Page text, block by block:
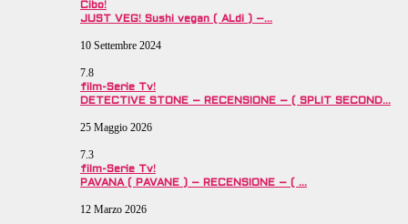
Cibo!
JUST VEG! Sushi vegan ( ALdi ) –…
10 Settembre 2024
7.8
film-Serie Tv!
DETECTIVE STONE – RECENSIONE – ( SPLIT SECOND…
25 Maggio 2026
7.3
film-Serie Tv!
PAVANA ( PAVANE ) – RECENSIONE – ( …
12 Marzo 2026